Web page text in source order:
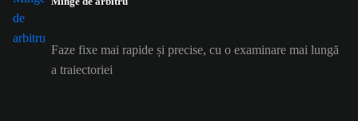
Faze fixe mai rapide și precise, cu o examinare mai lungă
a traiectoriei